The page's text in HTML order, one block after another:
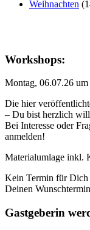
Weihnachten
Workshops:
Montag, 06.07.26 um
Die hier
– Du bist herzlich
Bei Interesse oder
anmelden!
Materialumlage inkl.
Kein Termin für Dich
Deinen
Gastgeberin